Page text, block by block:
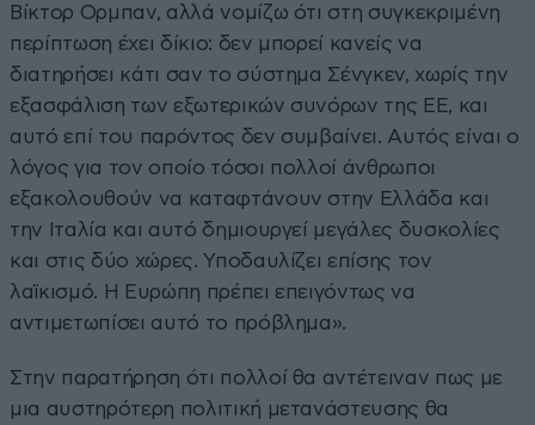
Βίκτoρ Ορμπαν, αλλά νομίζω ότι στη συγκεκριμένη
περίπτωση έχει δίκιο: δεν μπορεί κανείς να
διατηρήσει κάτι σαν το σύστημα Σένγκεν, χωρίς την
εξασφάλιση των εξωτερικών συνόρων της ΕΕ, και
αυτό επί του παρόντος δεν συμβαίνει. Αυτός είναι ο
λόγος για τον οποίο τόσοι πολλοί άνθρωποι
εξακολουθούν να καταφτάνουν στην Ελλάδα και
την Ιταλία και αυτό δημιουργεί μεγάλες δυσκολίες
και στις δύο χώρες. Υποδαυλίζει επίσης τον
λαϊκισμό. Η Ευρώπη πρέπει επειγόντως να
αντιμετωπίσει αυτό το πρόβλημα».
Στην παρατήρηση ότι πολλοί θα αντέτειναν πως με
μια αυστηρότερη πολιτική μετανάστευσης θα